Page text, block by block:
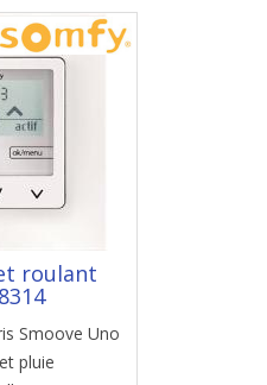
roulant
Smoove Uno
pluie